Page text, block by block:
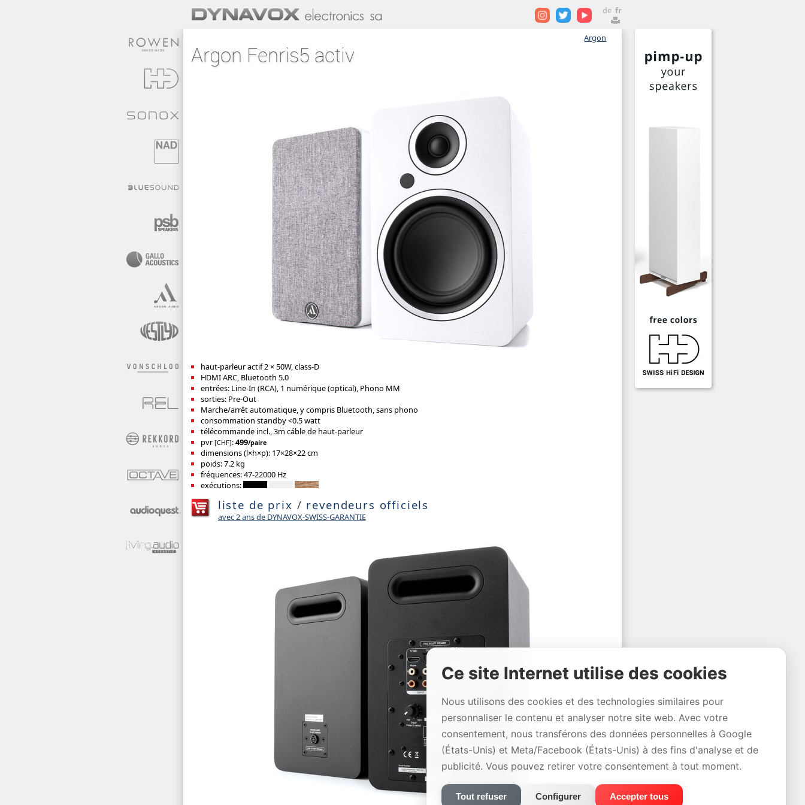
de fr
Argon
Argon Fenris5 activ
haut-parleur actif 2 × 50W, class-D
HDMI ARC, Bluetooth 5.0
entrées: Line-In (RCA), 1 numérique (optical), Phono MM
sorties: Pre-Out
Marche/arrêt automatique, y compris Bluetooth, sans phono
consommation standby <0.5 watt
télécommande incl., 3m cáble de haut-parleur
pvr [CHF]:499/paire
dimensions (l×h×p): 17×28×22 cm
poids: 7.2 kg
fréquences: 47-22000 Hz
exécutions:
liste de prix / revendeurs officiels
avec 2 ans de DYNAVOX-SWISS-GARANTIE
Ce site Internet utilise des cookies
Nous utilisons des cookies et des technologies similaires pour
personnaliser le contenu et analyser notre site web. Avec votre
consentement, nous transférons des données personnelles à Google
(États-Unis) et Meta/Facebook (États-Unis) à des fins d'analyse et de
publicité. Vous pouvez retirer votre consentement à tout moment.
Tout refuser Configurer Accepter tous